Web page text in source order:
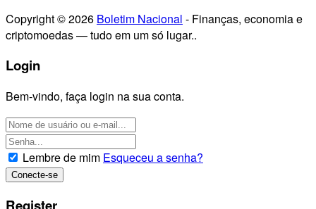
Copyright © 2026 Boletim Nacional - Finanças, economia e
criptomoedas — tudo em um só lugar..
Login
Bem-vindo, faça login na sua conta.
Lembre de mim Esqueceu a senha?
Register